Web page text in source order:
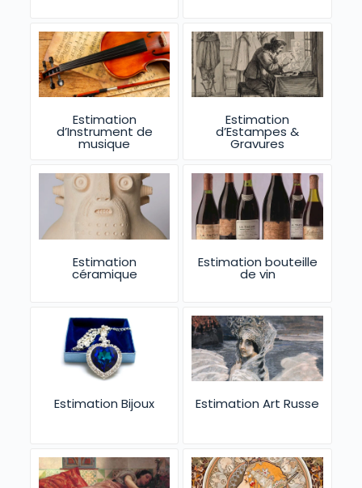
Estimation
d’Instrument de
musique
Estimation
d’Estampes &
Gravures
Estimation
céramique
Estimation bouteille
de vin
Estimation Bijoux Estimation Art Russe